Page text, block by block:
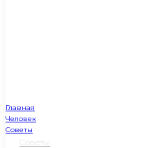
Главная
Человек
Советы
Советы